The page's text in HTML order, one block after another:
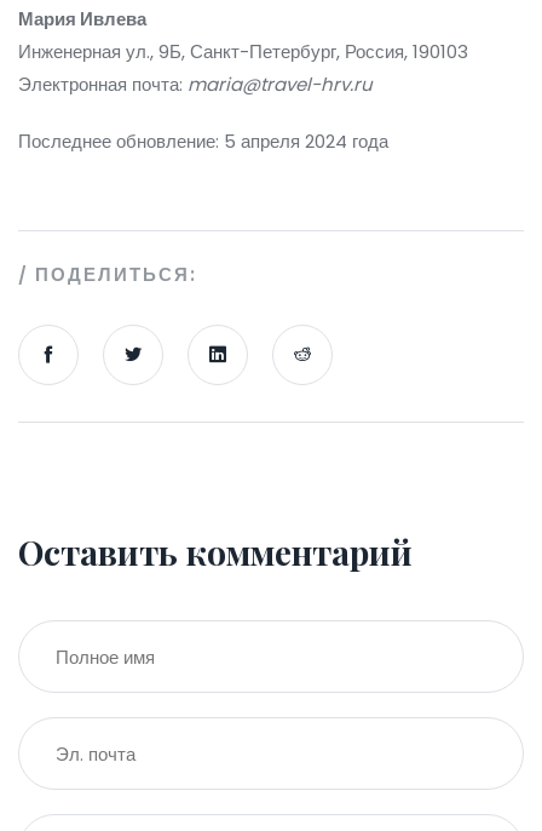
Мария Ивлева
Инженерная ул., 9Б, Санкт-Петербург, Россия, 190103
Электронная почта: maria@travel-hrv.ru
Последнее обновление: 5 апреля 2024 года
ПОДЕЛИТЬСЯ:
Оставить комментарий